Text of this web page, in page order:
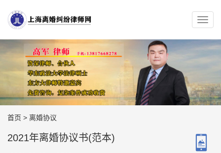
首页 > 离婚协议
2021年离婚协议书(范本)